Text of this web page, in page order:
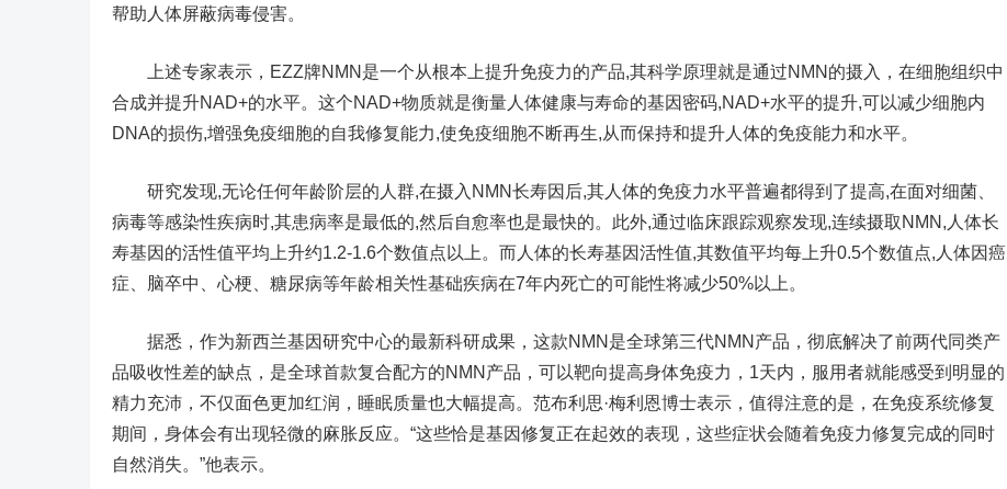
帮助人体屏蔽病毒侵害。
上述专家表示，EZZ牌NMN是一个从根本上提升免疫力的产品,其科学原理就是通过NMN的摄入，在细胞组织中
合成并提升NAD+的水平。这个NAD+物质就是衡量人体健康与寿命的基因密码,NAD+水平的提升,可以减少细胞内
DNA的损伤,增强免疫细胞的自我修复能力,使免疫细胞不断再生,从而保持和提升人体的免疫能力和水平。
研究发现,无论任何年龄阶层的人群,在摄入NMN长寿因后,其人体的免疫力水平普遍都得到了提高,在面对细菌、
病毒等感染性疾病时,其患病率是最低的,然后自愈率也是最快的。此外,通过临床跟踪观察发现,连续摄取NMN,人体长
寿基因的活性值平均上升约1.2-1.6个数值点以上。而人体的长寿基因活性值,其数值平均每上升0.5个数值点,人体因癌
症、脑卒中、心梗、糖尿病等年龄相关性基础疾病在7年内死亡的可能性将减少50%以上。
据悉，作为新西兰基因研究中心的最新科研成果，这款NMN是全球第三代NMN产品，彻底解决了前两代同类产
品吸收性差的缺点，是全球首款复合配方的NMN产品，可以靶向提高身体免疫力，1天内，服用者就能感受到明显的
精力充沛，不仅面色更加红润，睡眠质量也大幅提高。范布利思·梅利恩博士表示，值得注意的是，在免疫系统修复
期间，身体会有出现轻微的麻胀反应。“这些恰是基因修复正在起效的表现，这些症状会随着免疫力修复完成的同时
自然消失。”他表示。